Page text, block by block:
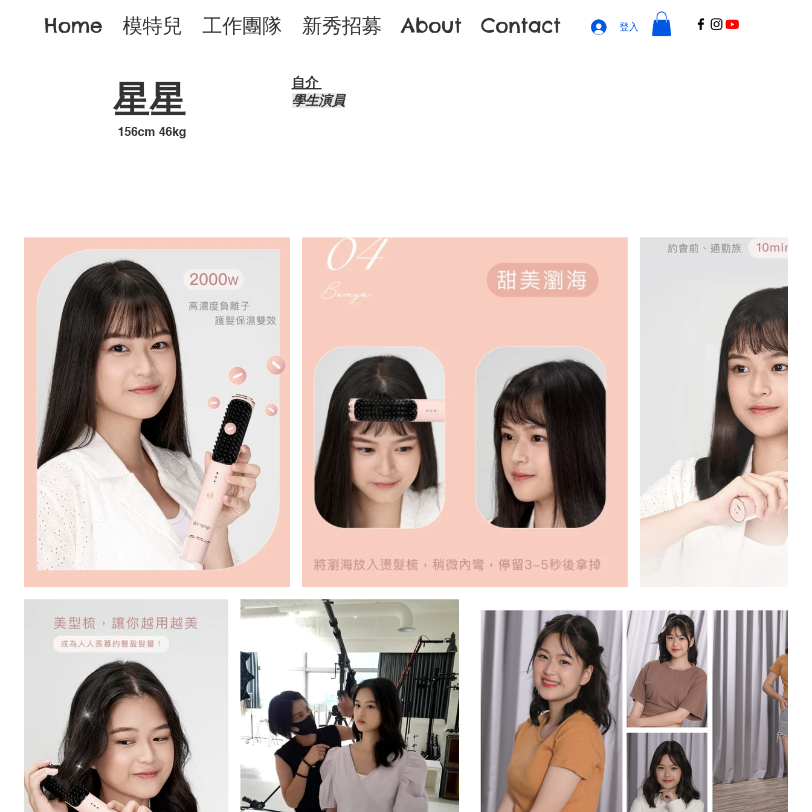
Home 模特兒 工作團隊 新秀招募 About Contact 登入
星星
​156cm 46kg
自介 ​
​學生演員